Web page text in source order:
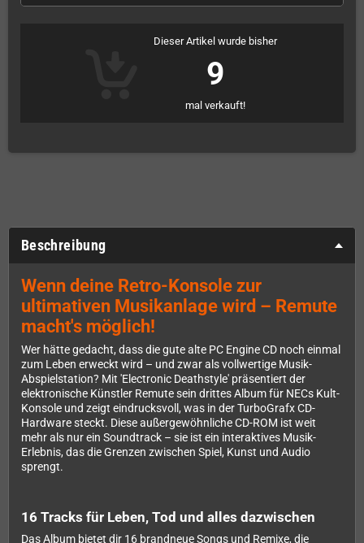
Dieser Artikel wurde bisher
9
mal verkauft!
Beschreibung
Wenn deine Retro-Konsole zur
ultimativen Musikanlage wird – Remute
macht's möglich!
Wer hätte gedacht, dass die gute alte PC Engine CD noch einmal
zum Leben erweckt wird – und zwar als vollwertige Musik-
Abspielstation? Mit 'Electronic Deathstyle' präsentiert der
elektronische Künstler Remute sein drittes Album für NECs Kult-
Konsole und zeigt eindrucksvoll, was in der TurboGrafx CD-
Hardware steckt. Diese außergewöhnliche CD-ROM ist weit
mehr als nur ein Soundtrack – sie ist ein interaktives Musik-
Erlebnis, das die Grenzen zwischen Spiel, Kunst und Audio
sprengt.
16 Tracks für Leben, Tod und alles dazwischen
Das Album bietet dir 16 brandneue Songs und Remixe, die